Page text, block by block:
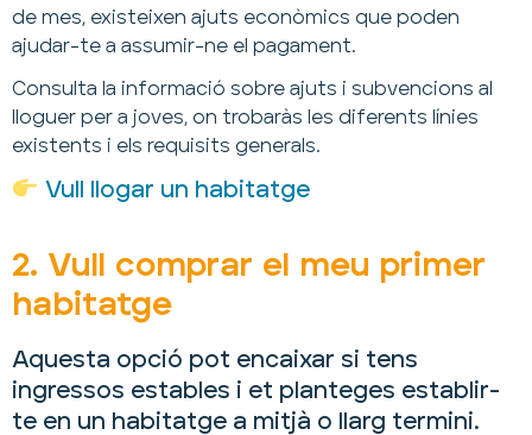
de mes, existeixen ajuts econòmics que poden
ajudar-te a assumir-ne el pagament.
Consulta la informació sobre ajuts i subvencions al
lloguer per a joves, on trobaràs les diferents línies
existents i els requisits generals.
Vull llogar un habitatge
2. Vull comprar el meu primer
habitatge
Aquesta opció pot encaixar si tens
ingressos estables i et planteges establir-
te en un habitatge a mitjà o llarg termini.